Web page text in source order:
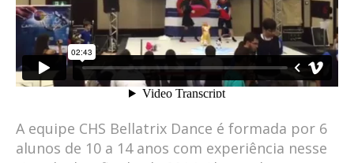
A equipe CHS Bellatrix Dance é formada por 6
alunos de 10 a 14 anos com experiência nesse